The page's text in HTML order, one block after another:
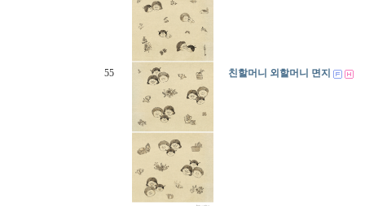
55 친할머니 외할머니 면지